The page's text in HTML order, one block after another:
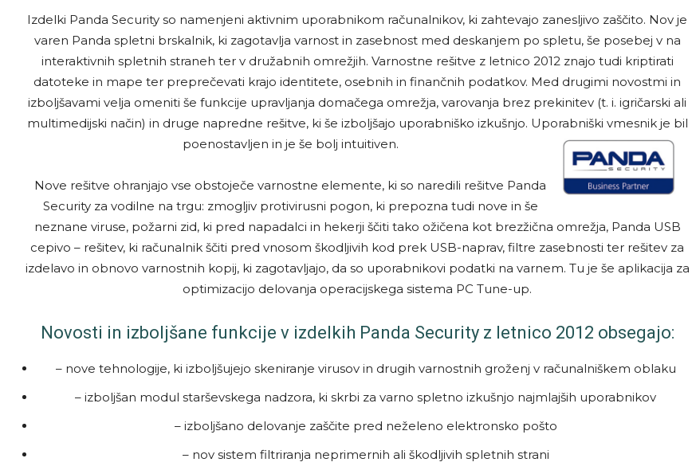
Izdelki Panda Security so namenjeni aktivnim uporabnikom računalnikov, ki zahtevajo zanesljivo zaščito. Nov je
varen Panda spletni brskalnik, ki zagotavlja varnost in zasebnost med deskanjem po spletu, še posebej v na
interaktivnih spletnih straneh ter v družabnih omrežjih. Varnostne rešitve z letnico 2012 znajo tudi kriptirati
datoteke in mape ter preprečevati krajo identitete, osebnih in finančnih podatkov. Med drugimi novostmi in
izboljšavami velja omeniti še funkcije upravljanja domačega omrežja, varovanja brez prekinitev (t. i. igričarski ali
multimedijski način) in druge napredne rešitve, ki še izboljšajo uporabniško izkušnjo. Uporabniški vmesnik je bil
poenostavljen in je še bolj intuitiven.
Nove rešitve ohranjajo vse obstoječe varnostne elemente, ki so naredili rešitve Panda
Security za vodilne na trgu: zmogljiv protivirusni pogon, ki prepozna tudi nove in še
neznane viruse, požarni zid, ki pred napadalci in hekerji ščiti tako ožičena kot brezžična omrežja, Panda USB
cepivo – rešitev, ki računalnik ščiti pred vnosom škodljivih kod prek USB-naprav, filtre zasebnosti ter rešitev za
izdelavo in obnovo varnostnih kopij, ki zagotavljajo, da so uporabnikovi podatki na varnem. Tu je še aplikacija za
optimizacijo delovanja operacijskega sistema PC Tune-up.
Novosti in izboljšane funkcije v izdelkih Panda Security z letnico 2012 obsegajo:
– nove tehnologije, ki izboljšujejo skeniranje virusov in drugih varnostnih groženj v računalniškem oblaku
– izboljšan modul starševskega nadzora, ki skrbi za varno spletno izkušnjo najmlajših uporabnikov
– izboljšano delovanje zaščite pred neželeno elektronsko pošto
– nov sistem filtriranja neprimernih ali škodljivih spletnih strani